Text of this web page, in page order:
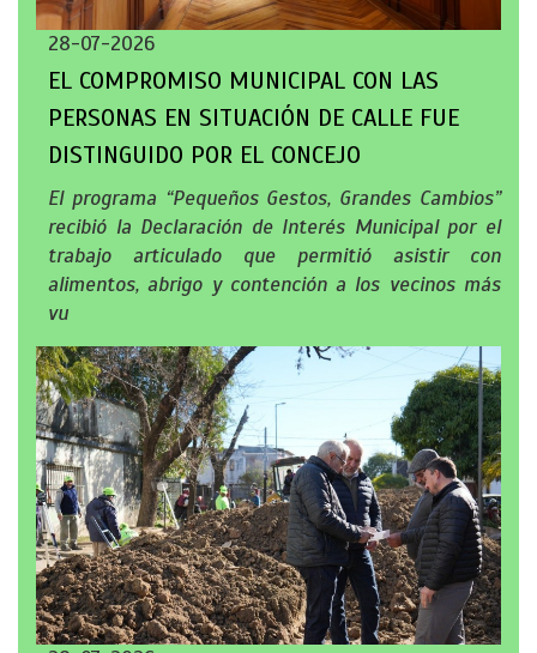
28-07-2026
EL COMPROMISO MUNICIPAL CON LAS
PERSONAS EN SITUACIÓN DE CALLE FUE
DISTINGUIDO POR EL CONCEJO
El programa “Pequeños Gestos, Grandes Cambios”
recibió la Declaración de Interés Municipal por el
trabajo articulado que permitió asistir con
alimentos, abrigo y contención a los vecinos más
vu